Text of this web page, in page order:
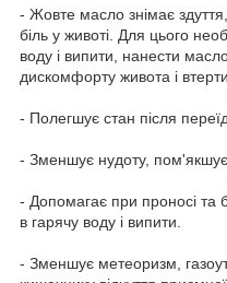
- Жовте масло знімає
біль у животі. Для цього
воду і випити, нанести
дискомфорту живота і
- Полегшує стан після
- Зменшує нудоту, пом'якшує
- Допомагає при проносі та
в гарячу воду і випити.
- Зменшує метеоризм,